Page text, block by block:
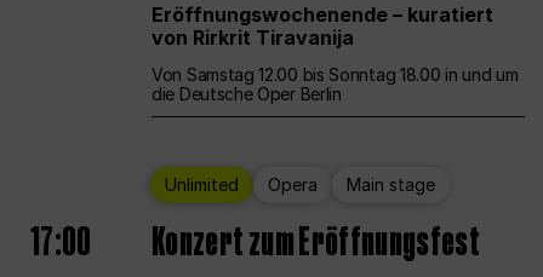
Eröffnungswochenende – kuratiert
von Rirkrit Tiravanija
Von Samstag 12.00 bis Sonntag 18.00 in und um
die Deutsche Oper Berlin
Unlimited Opera Main stage
17:00 Konzert zum Eröffnungsfest